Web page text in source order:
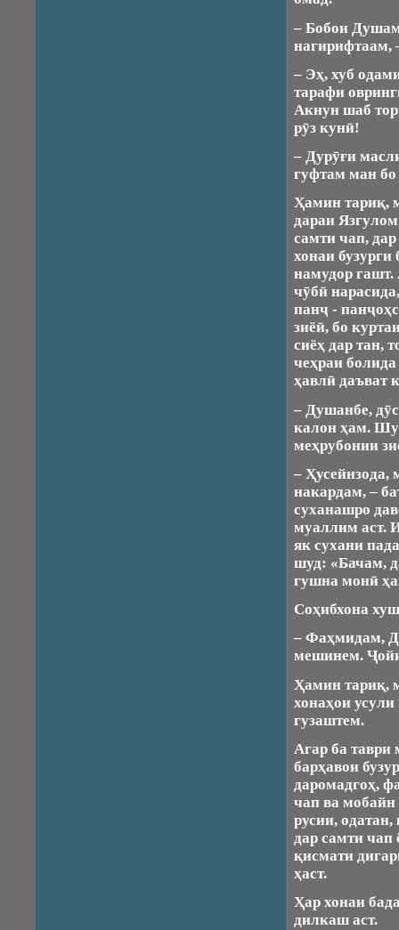
– Бобои
нагирифтаам,
– Эҳ, хуб
тарафи
Акнун шаб
рӯз кунӣ!
– Дурӯғи
гуфтам ман бо
Ҳамин тариқ,
дараи
самти чап,
хонаи
намудор
чӯбӣ
панҷ -
зиёӣ, бо
сиёҳ дар тан,
чеҳраи
ҳавлӣ даъват
– Душанбе,
калон ҳам.
меҳрубонии
–
накардам, –
суханашро
муаллим аст.
як сухани
шуд: «Бачам,
гушна монӣ
Соҳибхона
– Фаҳмидам,
мешинем.
Ҳамин тариқ,
хонаҳои
гузаштем.
Агар ба таври
барҳавои
даромадгоҳ,
чап ва мобайн
русии,
дар самти чап
қисмати
ҳаст.
Ҳар хонаи
дилкаш аст.